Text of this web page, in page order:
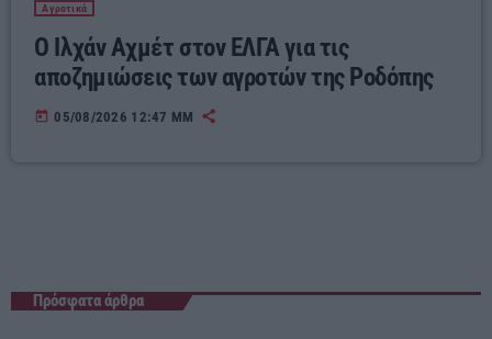
Αγροτικά
Ο Ιλχάν Αχμέτ στον ΕΛΓΑ για τις
αποζημιώσεις των αγροτών της Ροδόπης
today 05/08/2026 12:47 ΜΜ
Πρόσφατα άρθρα